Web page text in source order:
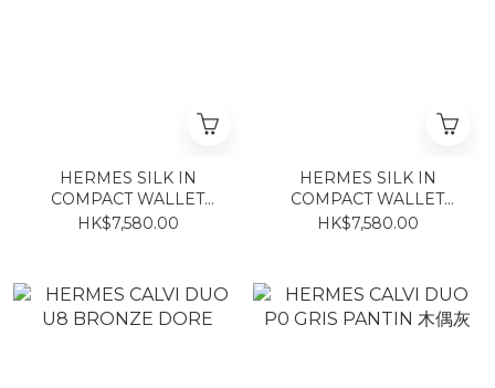
HERMES SILK IN
COMPACT WALLET
EVERCOLOR GOLD
HK$7,580.00
HERMES SILK IN
COMPACT WALLET
EVERCOLOR ETOUPE
HK$7,580.00